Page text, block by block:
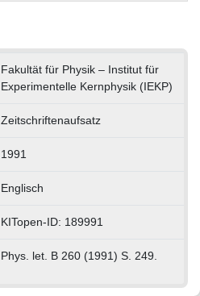
Fakultät für Physik – Institut für
Experimentelle Kernphysik (IEKP)
Zeitschriftenaufsatz
1991
Englisch
KITopen-ID: 189991
Phys. let. B 260 (1991) S. 249.